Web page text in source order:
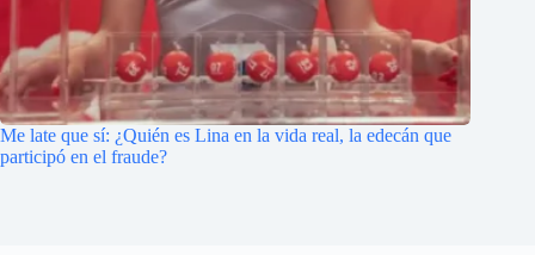
Me late que sí: ¿Quién es Lina en la vida real, la edecán que
participó en el fraude?